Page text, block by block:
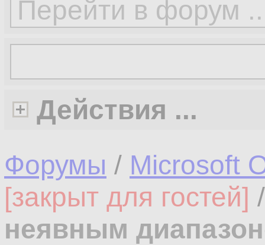
Действия ...
Форумы / Microsoft
[закрыт для гостей]
неявным